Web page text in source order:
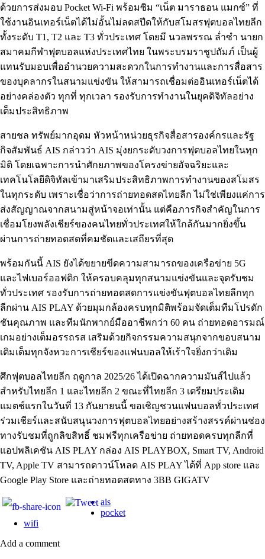
ด้วยการส่งมอบ Pocket Wi-Fi พร้อมซิม “เน็ต มาราธอน แมกซ์” ที่
ใช้งานอินเทอร์เน็ตได้ไม่อั้นไม่ลดสปีดให้กับสโมสรฟุตบอลไทยลีก
ทั้งระดับ T1, T2 และ T3 ทั่วประเทศ โดยมี นวลพรรณ ล่ำซำ นายก
สมาคมกีฬาฟุตบอลแห่งประเทศไทย ในพระบรมราชูปถัมภ์ เป็นผู้
แทนรับมอบเพื่ออำนวยความสะดวกในการทำงานและการสื่อสาร
ของบุคลากรในสนามแข่งขัน ให้สามารถเชื่อมต่ออินเทอร์เน็ตได้
อย่างคล่องตัว ทุกที่ ทุกเวลา รองรับการทำงานในยุคดิจิทัลอย่าง
เต็มประสิทธิภาพ
สายชล ทรัพย์มากอุดม หัวหน้าหน่วยธุรกิจสื่อสารองค์กรและรัฐ
กิจสัมพันธ์ AIS กล่าวว่า AIS มุ่งยกระดับวงการฟุตบอลไทยในทุก
มิติ โดยเฉพาะการนำศักยภาพของโครงข่ายอัจฉริยะและ
เทคโนโลยีดิจิทัลเข้ามาเสริมประสิทธิภาพการทำงานของสโมสร
ในทุกระดับ เพราะเชื่อว่าการถ่ายทอดสดไทยลีก ไม่ใช่เพียงแค่การ
ส่งสัญญาณจากสนามสู่หน้าจอเท่านั้น แต่คือภารกิจสำคัญในการ
เชื่อมโยงพลังเชียร์ของคนไทยทั่วประเทศให้ใกล้กันมากยิ่งขึ้น
ผ่านการถ่ายทอดสดที่คมชัดและเสถียรที่สุด
พร้อมกันนี้ AIS ยังได้ขยายขีดความสามารถของเครือข่าย 5G
และไฟเบอร์ออฟติก ให้ครอบคลุมทุกสนามแข่งขันและจุดรับชม
ทั่วประเทศ รองรับการถ่ายทอดสดการแข่งขันฟุตบอลไทยลีกทุก
ลีกผ่าน AIS PLAY ด้วยมุมกล้องครบทุกมิติพร้อมจัดเต็มทีมโปรดัก
ชันคุณภาพ และทีมนักพากย์มืออาชีพกว่า 60 คน ถ่ายทอดอารมณ์
เกมอย่างเต็มอรรถรส เสริมด้วยกิจกรรมความสนุกจากขอบสนาม
เติมเต็มทุกจังหวะการเชียร์ของแฟนบอลให้เร้าใจยิ่งกว่าเดิม
ศึกฟุตบอลไทยลีก ฤดูกาล 2025/26 ได้เปิดฉากความมันส์ไปแล้ว
สำหรับไทยลีก 1 และไทยลีก 2 ขณะที่ไทยลีก 3 เตรียมประเดิม
แมตช์แรกในวันที่ 13 กันยายนนี้ ขอเชิญชวนแฟนบอลทั่วประเทศ
ร่วมเชียร์และสนับสนุนวงการฟุตบอลไทยอย่างสร้างสรรค์ผ่านช่อง
ทางรับชมที่ถูกลิขสิทธิ์ ชมฟรีทุกเครือข่าย ถ่ายทอดครบทุกลีกที่
แอปพลิเคชัน AIS PLAY กล่อง AIS PLAYBOX, Smart TV, Android
TV, Apple TV สามารถดาวน์โหลด AIS PLAY ได้ที่ App store และ
Google Play Store และถ่ายทอดสดทาง 3BB GIGATV
ais
pocket
wifi
Add a comment